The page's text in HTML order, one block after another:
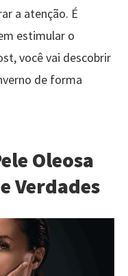
a atenção. É
estimular o
você vai descobrir
de forma
Oleosa
Verdades